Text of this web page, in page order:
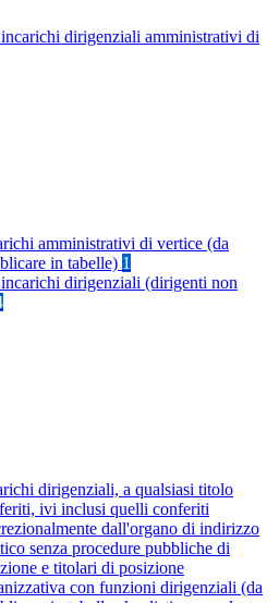
dirigenziali amministrativi di
amministrativi di vertice (da
in tabelle) 1
dirigenziali (dirigenti non
dirigenziali, a qualsiasi titolo
ivi inclusi quelli conferiti
dall'organo di indirizzo
senza procedure pubbliche di
e titolari di posizione
con funzioni dirigenziali (da